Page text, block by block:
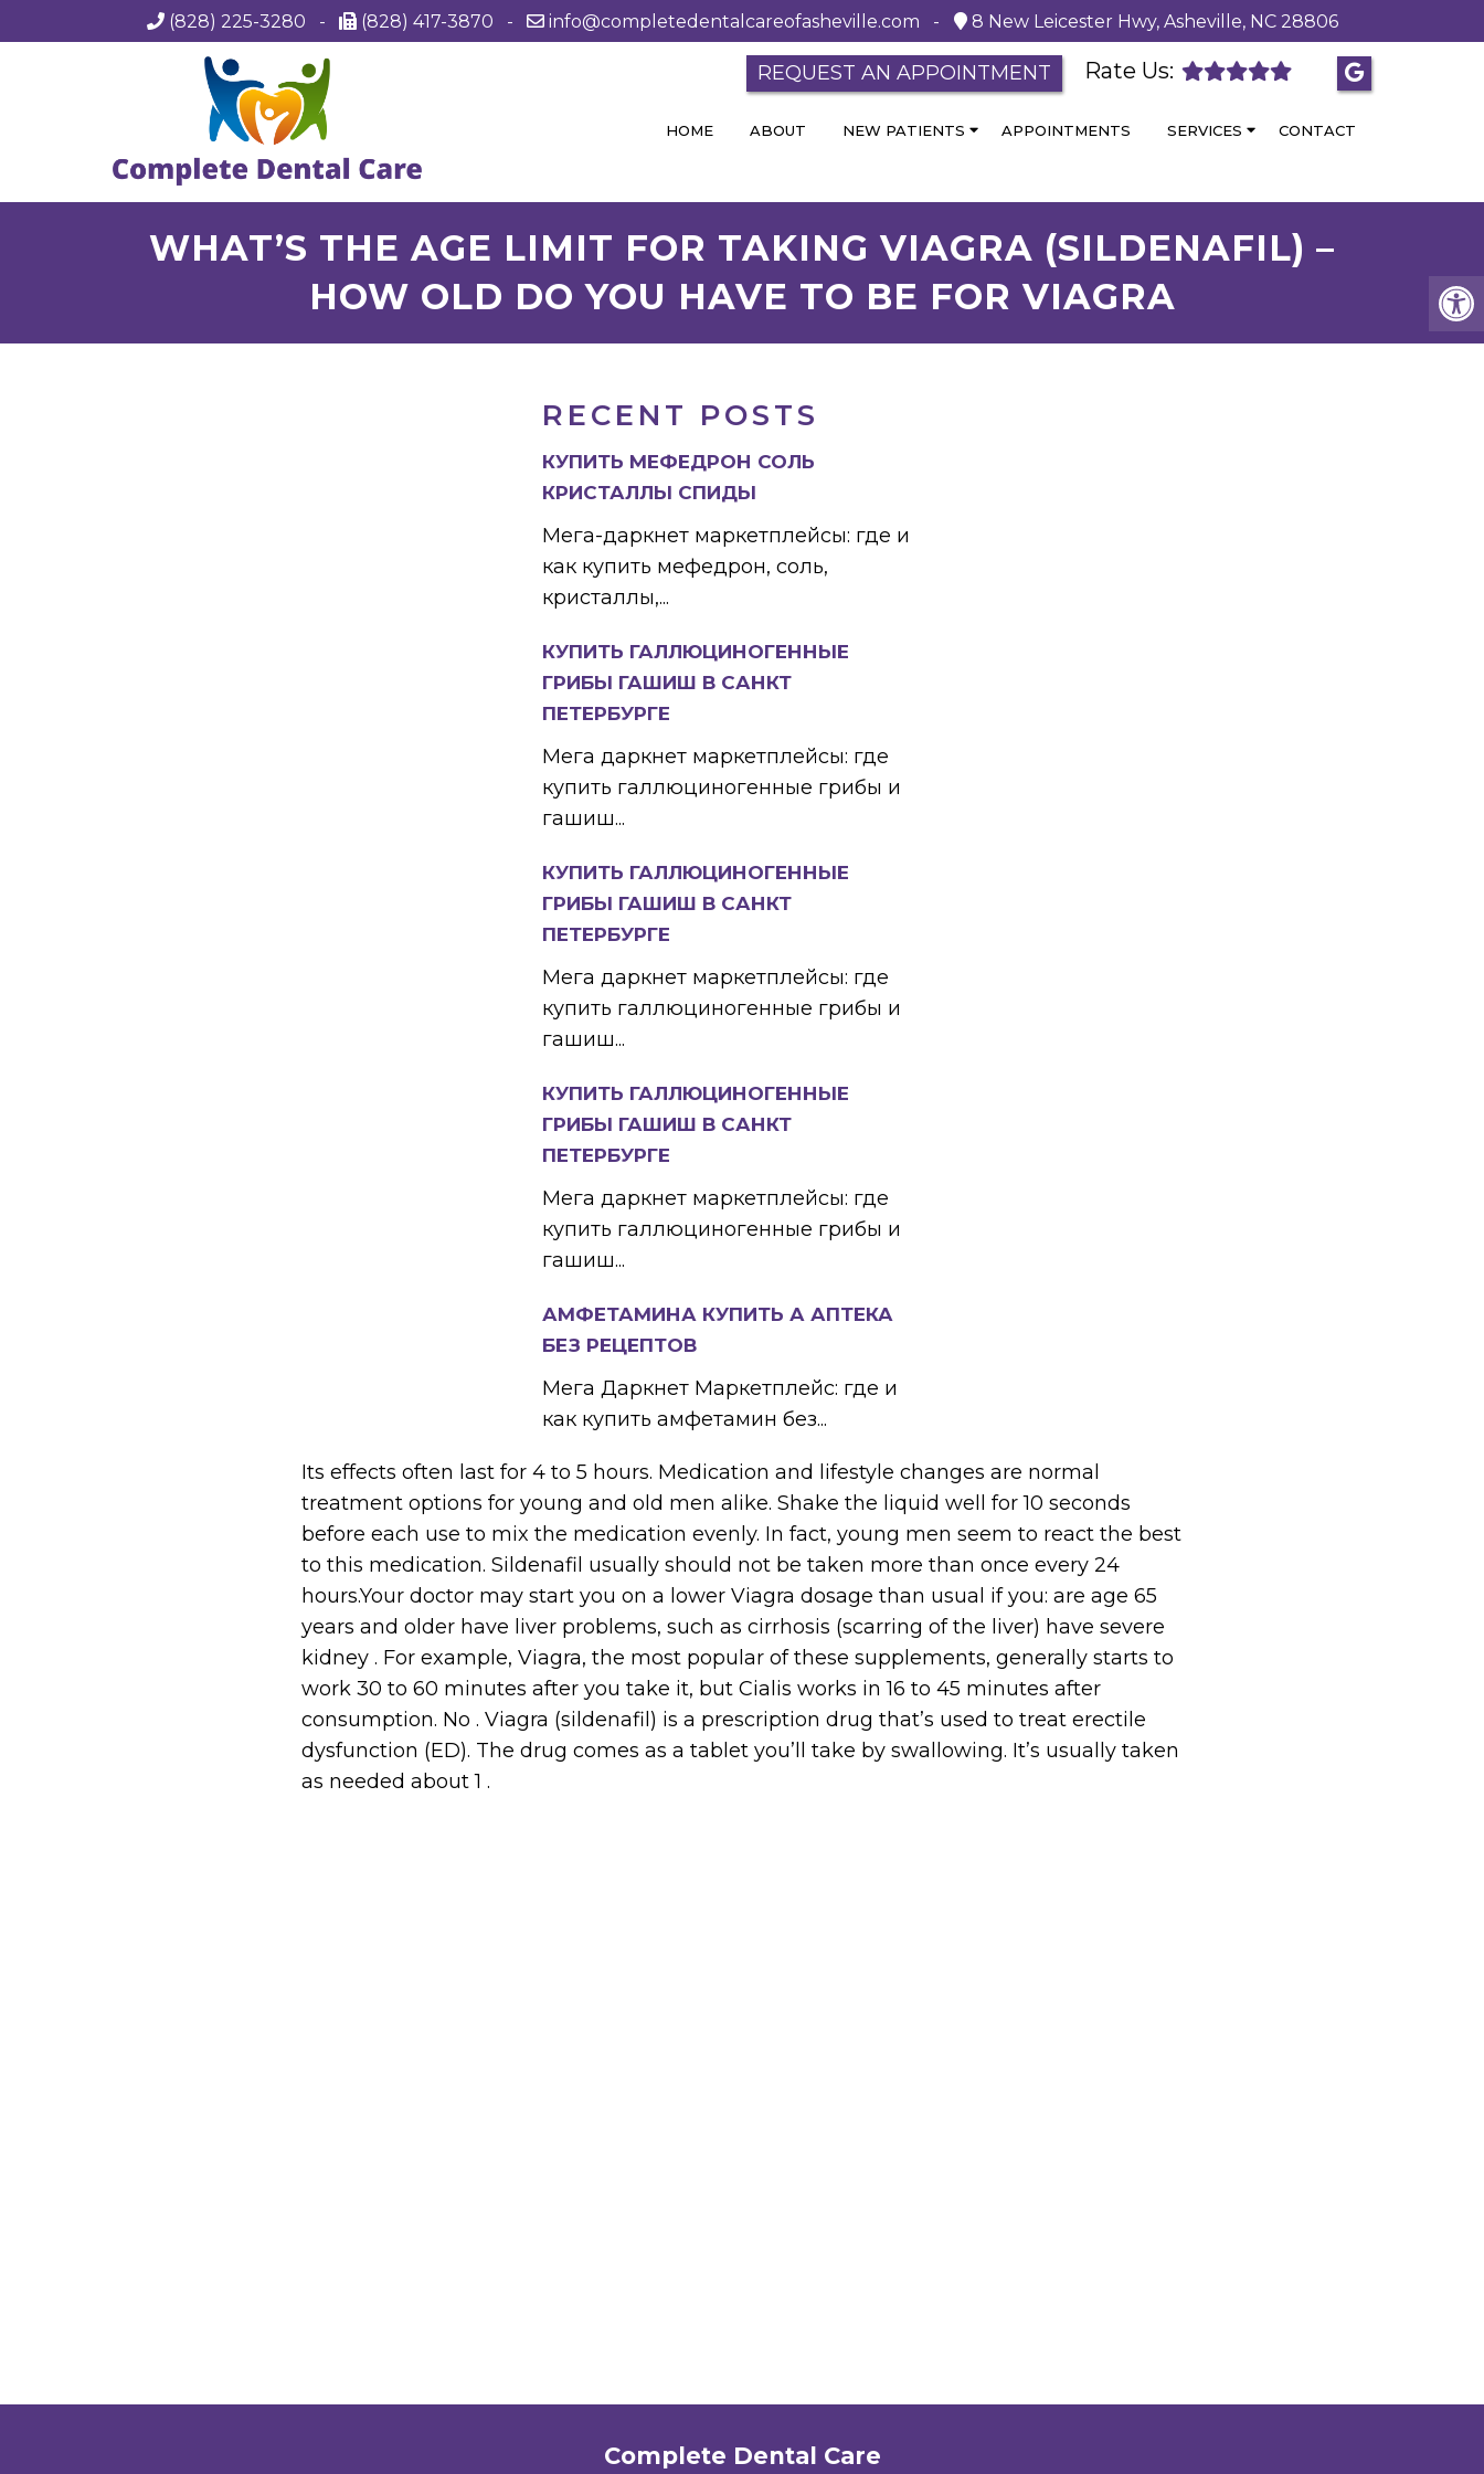
(828) 225-3280 - (828) 417-3870 - info@completedentalcareofasheville.com - 8 New Leicester Hwy, Asheville, NC 28806
REQUEST AN APPOINTMENT Rate Us:
HOME ABOUT NEW PATIENTS APPOINTMENTS SERVICES CONTACT
WHAT’S THE AGE LIMIT FOR TAKING VIAGRA (SILDENAFIL) –
HOW OLD DO YOU HAVE TO BE FOR VIAGRA
RECENT POSTS
КУПИТЬ МЕФЕДРОН СОЛЬ
КРИСТАЛЛЫ СПИДЫ
Мега-даркнет маркетплейсы: где и
как купить мефедрон, соль,
кристаллы,...
КУПИТЬ ГАЛЛЮЦИНОГЕННЫЕ
ГРИБЫ ГАШИШ В САНКТ
ПЕТЕРБУРГЕ
Мега даркнет маркетплейсы: где
купить галлюциногенные грибы и
гашиш...
КУПИТЬ ГАЛЛЮЦИНОГЕННЫЕ
ГРИБЫ ГАШИШ В САНКТ
ПЕТЕРБУРГЕ
Мега даркнет маркетплейсы: где
купить галлюциногенные грибы и
гашиш...
КУПИТЬ ГАЛЛЮЦИНОГЕННЫЕ
ГРИБЫ ГАШИШ В САНКТ
ПЕТЕРБУРГЕ
Мега даркнет маркетплейсы: где
купить галлюциногенные грибы и
гашиш...
АМФЕТАМИНА КУПИТЬ А АПТЕКА
БЕЗ РЕЦЕПТОВ
Мега Даркнет Маркетплейс: где и
как купить амфетамин без...
Its effects often last for 4 to 5 hours. Medication and lifestyle changes are normal
treatment options for young and old men alike. Shake the liquid well for 10 seconds
before each use to mix the medication evenly. In fact, young men seem to react the best
to this medication. Sildenafil usually should not be taken more than once every 24
hours.Your doctor may start you on a lower Viagra dosage than usual if you: are age 65
years and older have liver problems, such as cirrhosis (scarring of the liver) have severe
kidney . For example, Viagra, the most popular of these supplements, generally starts to
work 30 to 60 minutes after you take it, but Cialis works in 16 to 45 minutes after
consumption. No . Viagra (sildenafil) is a prescription drug that’s used to treat erectile
dysfunction (ED). The drug comes as a tablet you’ll take by swallowing. It’s usually taken
as needed about 1 .
Complete Dental Care